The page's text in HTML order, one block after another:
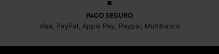
PAGO SEGURO
Visa, PayPal, Apple Pay, Paypal, Multibanco